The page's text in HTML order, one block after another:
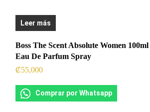
Leer más
Boss The Scent Absolute Women 100ml
Eau De Parfum Spray
₡55,000
Comprar por Whatsapp